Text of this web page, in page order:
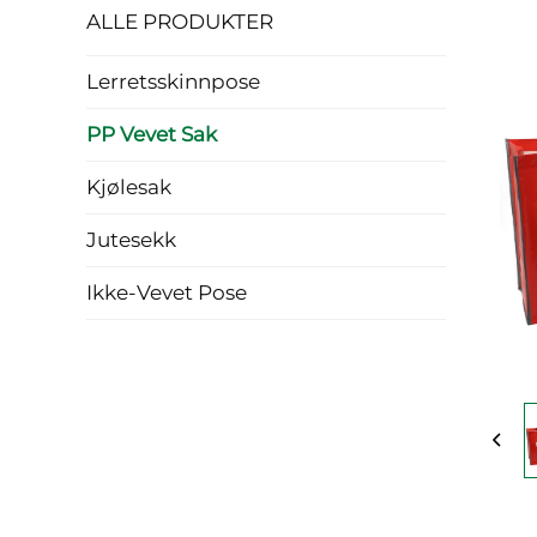
ALLE PRODUKTER
Lerretsskinnpose
PP Vevet Sak
Kjølesak
Jutesekk
Ikke-Vevet Pose